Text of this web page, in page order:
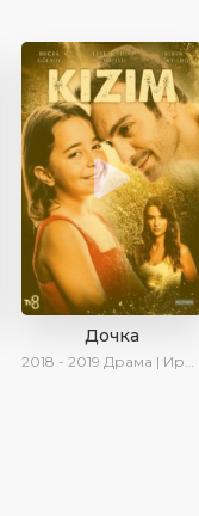
Дочка
2018 - 2019 Драма | Ирина Котова